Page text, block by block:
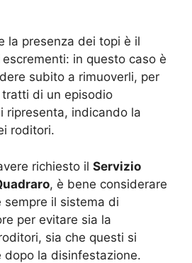
la presenza dei topi è il
in questo caso è
subito a rimuoverli, per
di un episodio
ripresenta, indicando la
roditori.
richiesto il Servizio
, è bene considerare
sempre il sistema di
per evitare sia la
sia che questi si
dopo la disinfestazione.